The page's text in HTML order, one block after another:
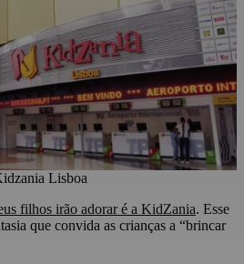
Lisboa
filhos irão adorar é a KidZania. Esse
que convida as crianças a “brincar